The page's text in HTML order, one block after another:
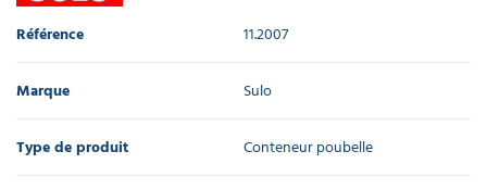
Référence 11.2007
Marque Sulo
Type de produit Conteneur poubelle